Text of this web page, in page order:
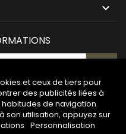

et ceux de tiers pour
des publicités liées à
de navigation.
son utilisation, appuyez sur
Personnalisation